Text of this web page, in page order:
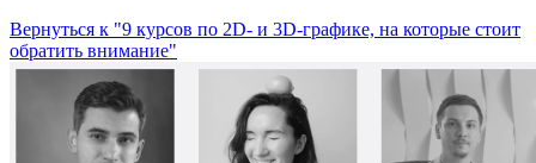
Вернуться к "9 курсов по 2D- и 3D-графике, на которые стоит
обратить внимание"